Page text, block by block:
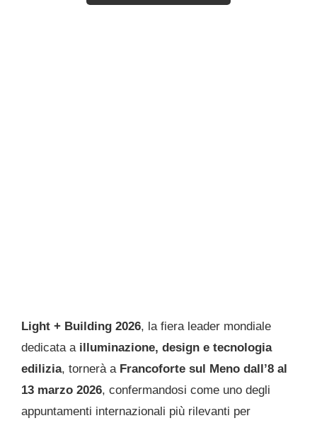
Light + Building 2026, la fiera leader mondiale
dedicata a illuminazione, design e tecnologia
edilizia, tornerà a Francoforte sul Meno dall’8 al
13 marzo 2026, confermandosi come uno degli
appuntamenti internazionali più rilevanti per